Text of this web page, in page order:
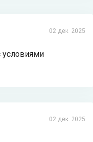
02 дек. 2025
условиями
02 дек. 2025